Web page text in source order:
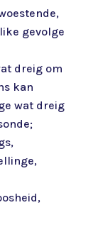
gevolge
dreig om
kan
wat dreig